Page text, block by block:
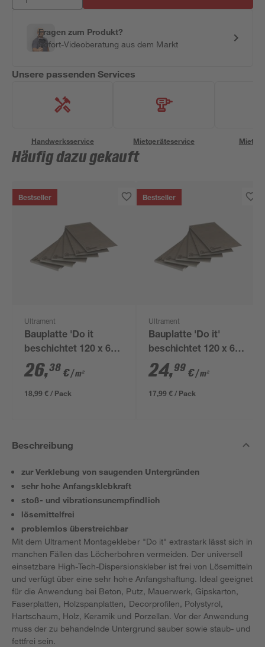
Fragen zum Produkt?
Sofort-Videoberatung aus dem Markt
Unsere passenden Services
Handwerksservice Mietgeräteservice
Häufig dazu gekauft
Bestseller
Ultrament
Bauplatte 'Do it
beschichtet 120 x 60
x 2 cm
26,38 €/ m²
18,99 € / Pack
Bestseller
Ultrament
Bauplatte 'Do it'
beschichtet 120 x 60
x 1 cm
24,99 €/ m²
17,99 € / Pack
Beschreibung
zur Verklebung von saugenden Untergründen
sehr hohe Anfangsklebkraft
stoß- und vibrationsunempfindlich
lösemittelfrei
problemlos überstreichbar
Mit dem Ultrament Montagekleber "Do it" extrastark lässt sich in
manchen Fällen das Löcherbohren vermeiden. Der universell
einsetzbare High-Tech-Dispersionskleber ist frei von Lösemitteln
und verfügt über eine sehr hohe Anfangshaftung. Ideal geeignet
für die Anwendung bei Beton, Putz, Mauerwerk, Gipskarton,
Faserplatten, Holzspanplatten, Decorprofilen, Polystyrol,
Hartschaum, Holz, Keramik und Porzellan. Vor der Anwendung
muss der zu behandelnde Untergrund sauber sowie staub- und
fettfrei sein.